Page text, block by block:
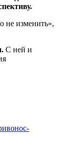
не изменить»,
С ней и